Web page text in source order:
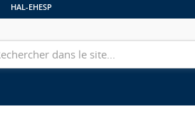
HAL-EHESP
Suivez les bibliothèques de